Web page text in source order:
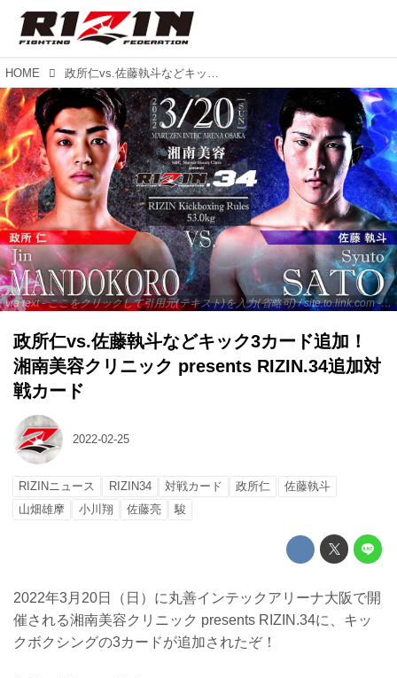
HOME 政所仁vs.佐藤執斗などキック3カード追加！湘南美容クリニック presents RIZIN.34追加対戦カード
via text - ここをクリックして引用元(テキスト)を入力(省略可) / site.to.link.com - ここをクリックして引用元を入力(省略可)
政所仁vs.佐藤執斗などキック3カード追加！
湘南美容クリニック presents RIZIN.34追加対
戦カード
2022-02-25
RIZINニュース RIZIN34 対戦カード 政所仁
佐藤執斗
山畑雄摩
小川翔 佐藤亮 駿
2022年3月20日（日）に丸善インテックアリーナ大阪で開
催される湘南美容クリニック presents RIZIN.34に、キッ
クボクシングの3カードが追加されたぞ！